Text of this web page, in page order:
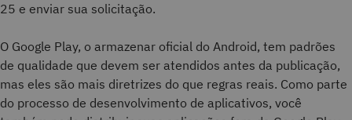
25 e enviar sua solicitação.
O Google Play, o armazenar oficial do Android, tem padrões
de qualidade que devem ser atendidos antes da publicação,
mas eles são mais diretrizes do que regras reais. Como parte
do processo de desenvolvimento de aplicativos, você